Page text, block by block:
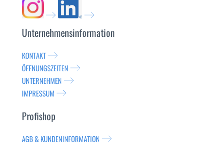
Unternehmensinformation
KONTAKT
ÖFFNUNGSZEITEN
UNTERNEHMEN
IMPRESSUM
Profishop
AGB & KUNDENINFORMATION